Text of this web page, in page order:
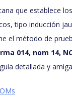
que establece
tipo inducción
el método de
014, nom 14,
detallada y